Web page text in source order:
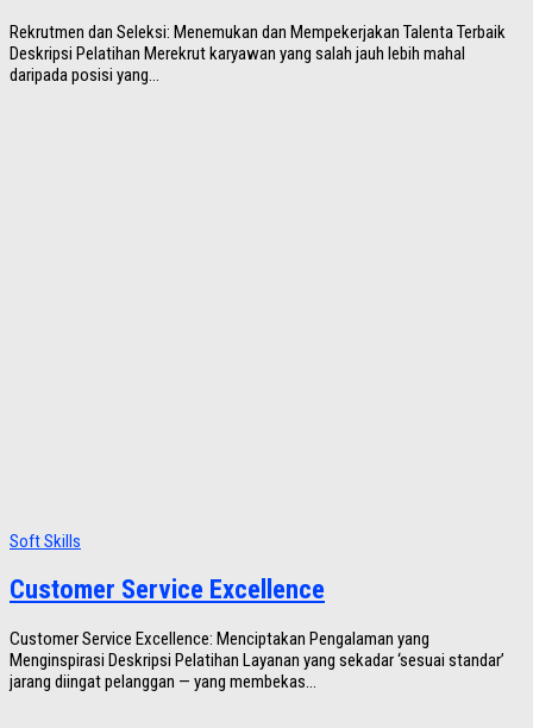
Rekrutmen dan Seleksi: Menemukan dan Mempekerjakan Talenta Terbaik
Deskripsi Pelatihan Merekrut karyawan yang salah jauh lebih mahal
daripada posisi yang...
Soft Skills
Customer Service Excellence
Customer Service Excellence: Menciptakan Pengalaman yang
Menginspirasi Deskripsi Pelatihan Layanan yang sekadar ‘sesuai standar’
jarang diingat pelanggan — yang membekas...